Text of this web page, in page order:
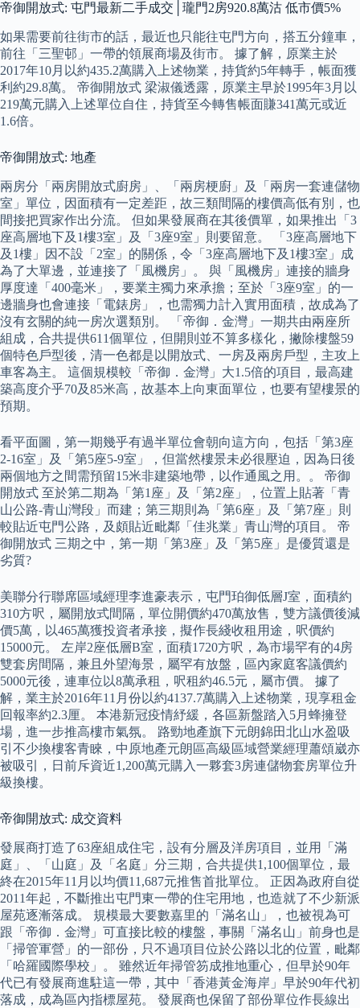
帝御開放式: 屯門最新二手成交│瓏門2房920.8萬沽 低市價5%
如果需要前往街市的話，最近也只能往屯門方向，搭五分鐘車，
前往「三聖邨」一帶的領展商場及街市。 據了解，原業主於
2017年10月以約435.2萬購入上述物業，持貨約5年轉手，帳面獲
利約29.8萬。 帝御開放式 梁淑儀透露，原業主早於1995年3月以
219萬元購入上述單位自住，持貨至今轉售帳面賺341萬元或近
1.6倍。
帝御開放式: 地產
兩房分「兩房開放式廚房」、「兩房梗廚」及「兩房一套連儲物
室」單位，因面積有一定差距，故三類間隔的樓價高低有別，也
間接把買家作出分流。 但如果發展商在其後價單，如果推出「3
座高層地下及1樓3室」及「3座9室」則要留意。 「3座高層地下
及1樓」因不設「2室」的關係，令「3座高層地下及1樓3室」成
為了大單邊，並連接了「風機房」。 與「風機房」連接的牆身
厚度達「400毫米」，要業主獨力來承擔；至於「3座9室」的一
邊牆身也會連接「電錶房」，也需獨力計入實用面積，故成為了
沒有玄關的純一房次選類別。 「帝御．金灣」一期共由兩座所
組成，合共提供611個單位，但開則並不算多樣化，撇除樓盤59
個特色戶型後，清一色都是以開放式、一房及兩房戶型，主攻上
車客為主。 這個規模較「帝御．金灣」大1.5倍的項目，最高建
築高度介乎70及85米高，故基本上向東面單位，也要有望樓景的
預期。
看平面圖，第一期幾乎有過半單位會朝向這方向，包括「第3座
2-16室」及「第5座5-9室」，但當然樓景未必很壓迫，因為日後
兩個地方之間需預留15米非建築地帶，以作通風之用。。 帝御
開放式 至於第二期為「第1座」及「第2座」，位置上貼著「青
山公路-青山灣段」而建；第三期則為「第6座」及「第7座」則
較貼近屯門公路，及頗貼近毗鄰「佳兆業」青山灣的項目。 帝
御開放式 三期之中，第一期「第3座」及「第5座」是優質還是
劣質?
美聯分行聯席區域經理李進豪表示，屯門珀御低層J室，面積約
310方呎，屬開放式間隔，單位開價約470萬放售，雙方議價後減
價5萬，以465萬獲投資者承接，擬作長綫收租用途，呎價約
15000元。 左岸2座低層B室，面積1720方呎，為市場罕有的4房
雙套房間隔，兼且外望海景，屬罕有放盤，區內家庭客議價約
5000元後，連車位以8萬承租，呎租約46.5元，屬市價。 據了
解，業主於2016年11月份以約4137.7萬購入上述物業，現享租金
回報率約2.3厘。 本港新冠疫情紓緩，各區新盤踏入5月蜂擁登
場，進一步推高樓市氣氛。 路勁地產旗下元朗錦田北山水盈吸
引不少換樓客青睞，中原地產元朗區高級區域營業經理蕭頌崴亦
被吸引，日前斥資近1,200萬元購入一夥套3房連儲物套房單位升
級換樓。
帝御開放式: 成交資料
發展商打造了63座組成住宅，設有分層及洋房項目，並用「滿
庭」、「山庭」及「名庭」分三期，合共提供1,100個單位，最
終在2015年11月以均價11,687元推售首批單位。 正因為政府自從
2011年起，不斷推出屯門東一帶的住宅用地，也造就了不少新派
屋苑逐漸落成。 規模最大要數嘉里的「滿名山」，也被視為可
跟「帝御．金灣」可直接比較的樓盤，事關「滿名山」前身也是
「掃管軍營」的一部份，只不過項目位於公路以北的位置，毗鄰
「哈羅國際學校」。 雖然近年掃管笏成推地重心，但早於90年
代已有發展商進駐這一帶，其中「香港黃金海岸」早於90年代初
落成，成為區內指標屋苑。 發展商也保留了部份單位作長線出